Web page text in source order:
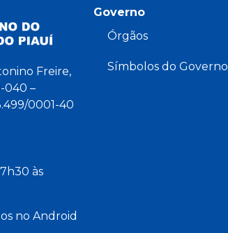
Freire,
040 –
0001-40
às
no Android
Governo
Órgãos
Símbolos do Governo